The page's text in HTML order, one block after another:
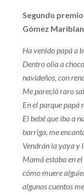
Segundo
Gómez
Ha venido papá a
Dentro olía a
navideños, con
Me pareció raro
En el parque papá
El bebé que iba a
barriga, me
Vendrán la yaya y
Mamá estaba en
cómo muere
algunos cuentos